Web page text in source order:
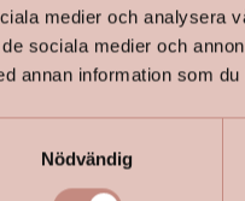
medier och analysera
sociala medier och
annan information som
Nödvändig